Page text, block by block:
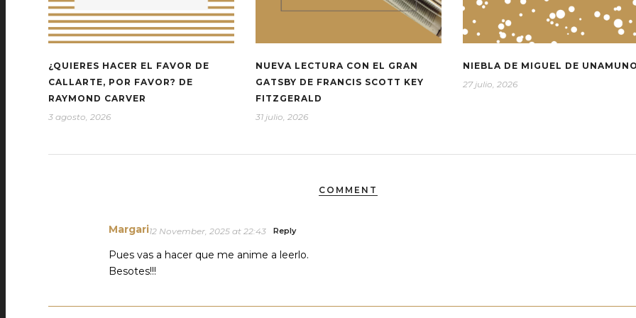
¿QUIERES HACER EL FAVOR DE
CALLARTE, POR FAVOR? DE
RAYMOND CARVER
3 agosto, 2026
NUEVA LECTURA CON EL GRAN
GATSBY DE FRANCIS SCOTT KEY
FITZGERALD
31 julio, 2026
NIEBLA DE MIGUEL DE
27 julio, 2026
COMMENT
Margari12 November, 2025 at 22:43 Reply
Pues vas a hacer que me anime a leerlo.
Besotes!!!